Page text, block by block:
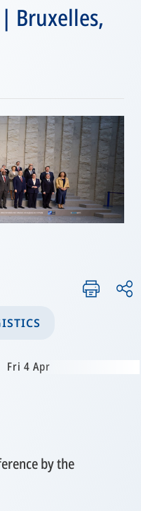
Bruxelles,
Fri 4 Apr
by the